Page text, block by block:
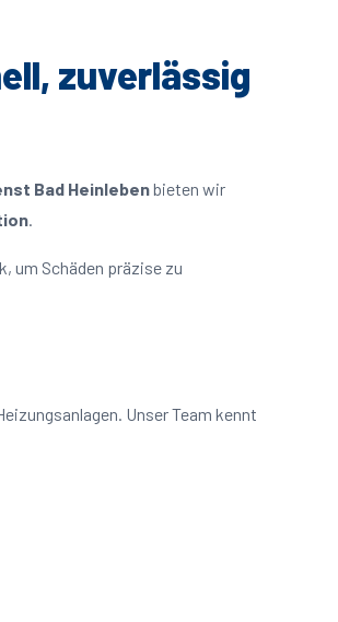
zuverlässig
Bad Heinlebenbieten wir
.
um Schäden präzise zu
Unser Team kennt